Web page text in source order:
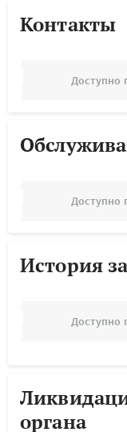
Контакты
Доступно
Доступно
История
Доступно
органа